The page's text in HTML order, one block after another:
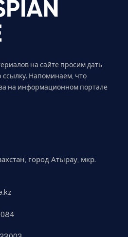
на сайте просим дать
ссылку. Напоминаем, что
на информационном портале
город Атырау, мкр.